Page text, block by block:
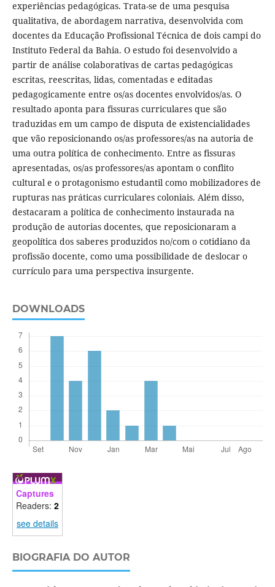
experiências pedagógicas. Trata-se de uma pesquisa
qualitativa, de abordagem narrativa, desenvolvida com
docentes da Educação Profissional Técnica de dois campi do
Instituto Federal da Bahia. O estudo foi desenvolvido a
partir de análise colaborativas de cartas pedagógicas
escritas, reescritas, lidas, comentadas e editadas
pedagogicamente entre os/as docentes envolvidos/as. O
resultado aponta para fissuras curriculares que são
traduzidas em um campo de disputa de existencialidades
que vão reposicionando os/as professores/as na autoria de
uma outra política de conhecimento. Entre as fissuras
apresentadas, os/as professores/as apontam o conflito
cultural e o protagonismo estudantil como mobilizadores de
rupturas nas práticas curriculares coloniais. Além disso,
destacaram a política de conhecimento instaurada na
produção de autorias docentes, que reposicionaram a
geopolítica dos saberes produzidos no/com o cotidiano da
profissão docente, como uma possibilidade de deslocar o
currículo para uma perspectiva insurgente.
DOWNLOADS
Captures
Readers: 2
see details
BIOGRAFIA DO AUTOR